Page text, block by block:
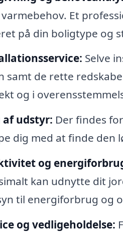
Et
på din boligtype og
Selve
samt de rette
og i
af udstyr: Der findes
dig med at finde den
og
kan udnytte dit
til energiforbrug og
og vedligeholdelse: